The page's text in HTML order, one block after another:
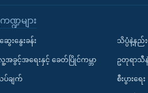
ဍများ
းနွေးခန်း
အခွင့်အရေးနှင့် ခေတ်ပြိုင်ကမ္ဘာ
ချက်
သိပ္ပံနဲ့နည်
ဥတုရာသီ
စီးပွားရေး